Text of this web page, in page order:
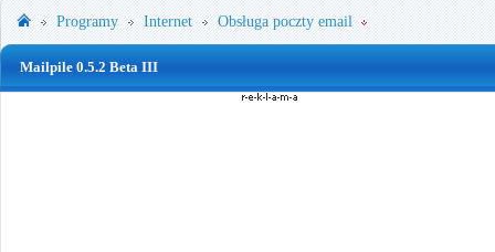
Programy Internet Obsługa poczty email
Mailpile 0.5.2 Beta III